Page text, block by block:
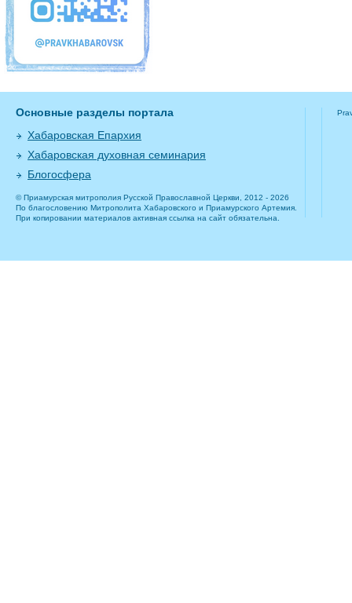
Основные разделы портала
Хабаровская Епархия
Хабаровская духовная семинария
Блогосфера
© Приамурская митрополия Русской Православной Церкви, 2012 - 2026
По благословению Митрополита Хабаровского и Приамурского Артемия.
При копировании материалов активная ссылка на сайт обязательна.